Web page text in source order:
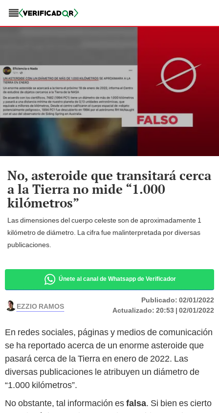
No, asteroide que transitará cerca
a la Tierra no mide “1.000
kilómetros”
Las dimensiones del cuerpo celeste son de aproximadamente 1
kilómetro de diámetro. La cifra fue malinterpretada por diversas
publicaciones.
Únete al canal de Whatsapp de Verificador
EZZIO RAMOS Publicado: 02/01/2022
Actualizado: 20:53 | 02/01/2022
En redes sociales, páginas y medios de comunicación
se ha reportado acerca de un enorme asteroide que
pasará cerca de la Tierra en enero de 2022. Las
diversas publicaciones le atribuyen un diámetro de
“1.000 kilómetros”.
No obstante, tal información esfalsa. Si bien es cierto